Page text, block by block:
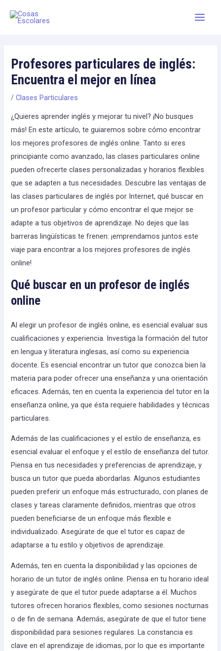
Profesores particulares de inglés:
Encuentra el mejor en línea
/Clases Particulares
¿Quieres aprender inglés y mejorar tu nivel? ¡No busques
más! En este artículo, te guiaremos sobre cómo encontrar
los mejores profesores de inglés online. Tanto si eres
principiante como avanzado, las clases particulares online
pueden ofrecerte clases personalizadas y horarios flexibles
que se adapten a tus necesidades. Descubre las ventajas de
las clases particulares de inglés por Internet, qué buscar en
un profesor particular y cómo encontrar el que mejor se
adapte a tus objetivos de aprendizaje. No dejes que las
barreras lingüísticas te frenen: ¡emprendamos juntos este
viaje para encontrar a los mejores profesores de inglés
online!
Qué buscar en un profesor de inglés
online
Al elegir un profesor de inglés online, es esencial evaluar sus
cualificaciones y experiencia. Investiga la formación del tutor
en lengua y literatura inglesas, así como su experiencia
docente. Es esencial encontrar un tutor que conozca bien la
materia para poder ofrecer una enseñanza y una orientación
eficaces. Además, ten en cuenta la experiencia del tutor en la
enseñanza online, ya que ésta requiere habilidades y técnicas
particulares.
Además de las cualificaciones y el estilo de enseñanza, es
esencial evaluar el enfoque y el estilo de enseñanza del tutor.
Piensa en tus necesidades y preferencias de aprendizaje, y
busca un tutor que pueda abordarlas. Algunos estudiantes
pueden preferir un enfoque más estructurado, con planes de
clases y tareas claramente definidos, mientras que otros
pueden beneficiarse de un enfoque más flexible e
individualizado. Asegúrate de que el tutor es capaz de
adaptarse a tu estilo y objetivos de aprendizaje.
Además, ten en cuenta la disponibilidad y las opciones de
horario de un tutor de inglés online. Piensa en tu horario ideal
y asegúrate de que el tutor puede adaptarse a él. Muchos
tutores ofrecen horarios flexibles, como sesiones nocturnas
o de fin de semana. Además, asegúrate de que el tutor tiene
disponibilidad para sesiones regulares. La constancia es
clave en el aprendizaje de idiomas, por lo que es importante